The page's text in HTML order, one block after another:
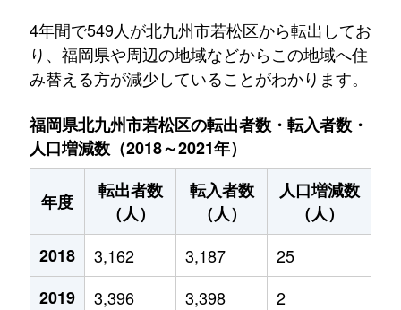
4年間で549人が北九州市若松区から転出してお
り、福岡県や周辺の地域などからこの地域へ住
み替える方が減少していることがわかります。
福岡県北九州市若松区の転出者数・転入者数・
人口増減数（2018～2021年）
年度
転出者数
（人）
転入者数
（人）
人口増減数
（人）
2018
3,162 3,187
25
2019
3,396 3,398
2